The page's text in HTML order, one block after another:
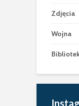
Zdjęcia
Wojna